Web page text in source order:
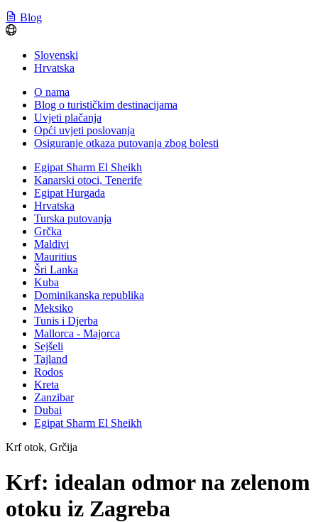
Blog
Slovenski
Hrvatska
O nama
Blog o turističkim destinacijama
Uvjeti plačanja
Opći uvjeti poslovanja
Osiguranje otkaza putovanja zbog bolesti
Egipat Sharm El Sheikh
Kanarski otoci, Tenerife
Egipat Hurgada
Hrvatska
Turska putovanja
Grčka
Maldivi
Mauritius
Šri Lanka
Kuba
Dominikanska republika
Meksiko
Tunis i Djerba
Mallorca - Majorca
Sejšeli
Tajland
Rodos
Kreta
Zanzibar
Dubai
Egipat Sharm El Sheikh
Krf otok, Grčija
Krf: idealan odmor na zelenom
otoku iz Zagreba